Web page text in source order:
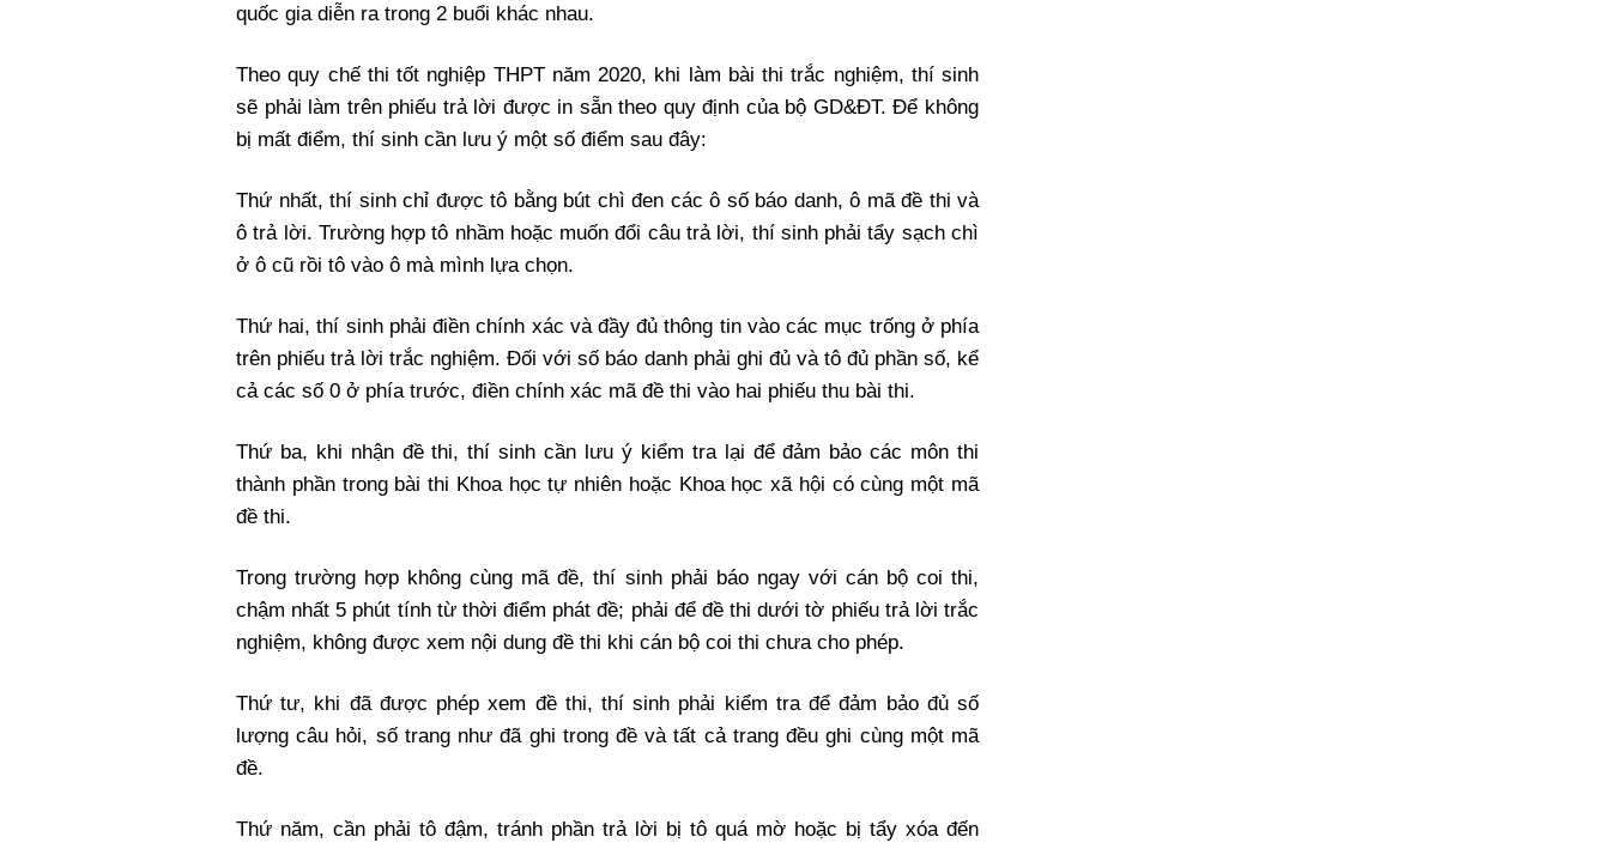
quốc gia diễn ra trong 2 buổi khác nhau.
Theo quy chế thi tốt nghiệp THPT năm 2020, khi làm bài thi trắc nghiệm, thí sinh
sẽ phải làm trên phiếu trả lời được in sẵn theo quy định của bộ GD&ĐT. Để không
bị mất điểm, thí sinh cần lưu ý một số điểm sau đây:
Thứ nhất, thí sinh chỉ được tô bằng bút chì đen các ô số báo danh, ô mã đề thi và
ô trả lời. Trường hợp tô nhầm hoặc muốn đổi câu trả lời, thí sinh phải tẩy sạch chì
ở ô cũ rồi tô vào ô mà mình lựa chọn.
Thứ hai, thí sinh phải điền chính xác và đầy đủ thông tin vào các mục trống ở phía
trên phiếu trả lời trắc nghiệm. Đối với số báo danh phải ghi đủ và tô đủ phần số, kể
cả các số 0 ở phía trước, điền chính xác mã đề thi vào hai phiếu thu bài thi.
Thứ ba, khi nhận đề thi, thí sinh cần lưu ý kiểm tra lại để đảm bảo các môn thi
thành phần trong bài thi Khoa học tự nhiên hoặc Khoa học xã hội có cùng một mã
đề thi.
Trong trường hợp không cùng mã đề, thí sinh phải báo ngay với cán bộ coi thi,
chậm nhất 5 phút tính từ thời điểm phát đề; phải để đề thi dưới tờ phiếu trả lời trắc
nghiệm, không được xem nội dung đề thi khi cán bộ coi thi chưa cho phép.
Thứ tư, khi đã được phép xem đề thi, thí sinh phải kiểm tra để đảm bảo đủ số
lượng câu hỏi, số trang như đã ghi trong đề và tất cả trang đều ghi cùng một mã
đề.
Thứ năm, cần phải tô đậm, tránh phần trả lời bị tô quá mờ hoặc bị tẩy xóa đến